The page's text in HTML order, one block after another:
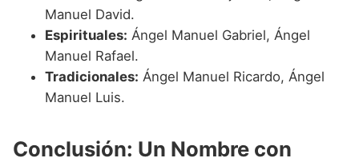
Manuel David.
Espirituales: Ángel Manuel Gabriel, Ángel
Manuel Rafael.
Tradicionales: Ángel Manuel Ricardo, Ángel
Manuel Luis.
Conclusión: Un Nombre con